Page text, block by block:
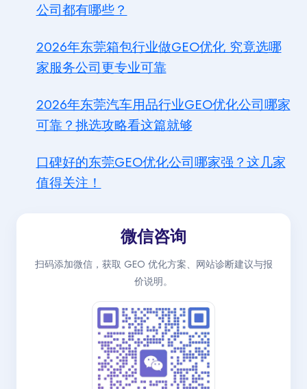
公司都有哪些？
2026年东莞箱包行业做GEO优化 究竟选哪
家服务公司更专业可靠
2026年东莞汽车用品行业GEO优化公司哪家
可靠？挑选攻略看这篇就够
口碑好的东莞GEO优化公司哪家强？这几家
值得关注！
微信咨询
扫码添加微信，获取 GEO 优化方案、网站诊断建议与报
价说明。